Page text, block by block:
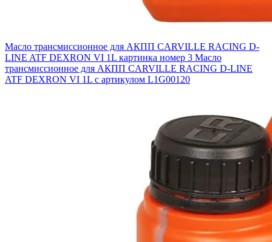
Масло трансмиссионное для АКПП CARVILLE RACING D-
LINE ATF DEXRON VI 1L картинка номер 3 Масло
трансмиссионное для АКПП CARVILLE RACING D-LINE
ATF DEXRON VI 1L с артикулом L1G00120